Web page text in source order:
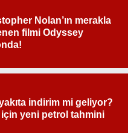
Nolan’ın merakla
filmi Odyssey
indirim mi geliyor?
için yeni petrol tahmini